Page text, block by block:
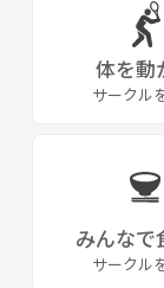
体を動
サークル
みんなで
サークル